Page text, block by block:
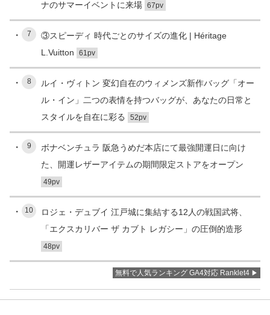
ナのサマーイベントに来場 67pv
7
③スピーディ 時代ごとのサイズの進化 | Héritage
L.Vuitton
61pv
8
ルイ・ヴィトン 変幻自在のウィメンズ新作バッグ「オー
ル・イン」二つの表情を持つバッグが、あなたの日常と
スタイルを自在に彩る
52pv
9
ボナベンチュラ 阪急うめだ本店にて最強開運日に向け
た、開運レザーアイテムの期間限定ストアをオープン
49pv
10
ロジェ・デュブイ 江戸城に集結する12人の戦国武将、
「エクスカリバー ザ カブト レガシー」の圧倒的造形
48pv
無料で人気ランキング GA4対応 Ranklet4